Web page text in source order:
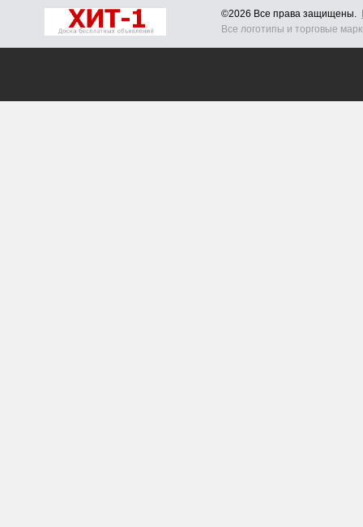
©2026 Все права защищены.
Все логотипы и торговые